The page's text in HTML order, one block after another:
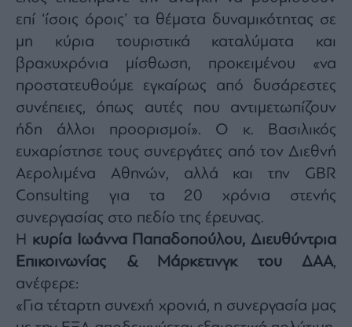
επί ‘ίσοις όροις’ τα θέματα δυναμικότητας σε
μη κύρια τουριστικά καταλύματα και
βραχυχρόνια μίσθωση, προκειμένου «να
προστατευθούμε εγκαίρως από δυσάρεστες
συνέπειες, όπως αυτές που αντιμετωπίζουν
ήδη άλλοι προορισμοί». Ο κ. Βασιλικός
ευχαρίστησε τους συνεργάτες από τον Διεθνή
Αερολιμένα Αθηνών, αλλά και την GBR
Consulting για τα 20 χρόνια στενής
συνεργασίας στο πεδίο της έρευνας.
Η κυρία Ιωάννα Παπαδοπούλου, Διευθύντρια
Επικοινωνίας & Μάρκετινγκ του ΔΑΑ,
ανέφερε:
«Για τέταρτη συνεχή χρονιά, η συνεργασία μας